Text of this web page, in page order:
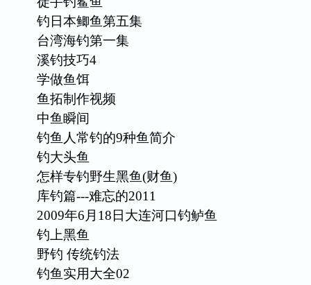
钓日本鲫鱼第五集
台湾海钓第一集
溪钓技巧4
学做鱼饵
鱼拓制作视频
中鱼瞬间
钓鱼人常钓的9种鱼简介
钓大头鱼
怎样专钓野生黑鱼(财鱼)
库钓篇---难忘的2011
2009年6月18日大连河口钓鲈鱼
钓上黑鱼
野钓 传统钓法
钓鱼实用大全02